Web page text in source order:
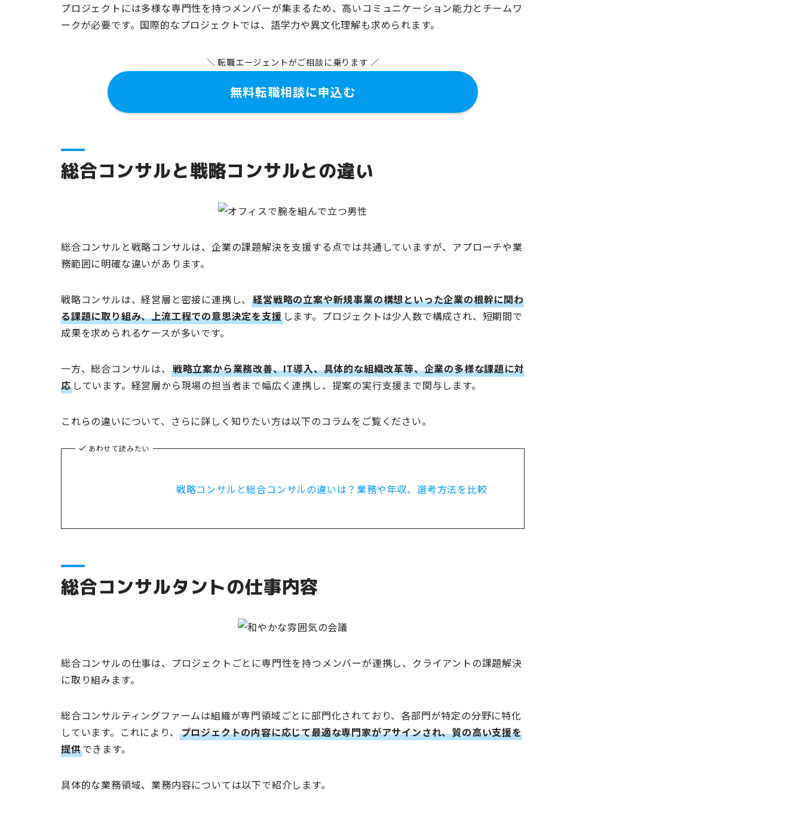
プロジェクトには多様な専門性を持つメンバーが集まるため、高いコミュニケーション能力とチームワ
ークが必要です。国際的なプロジェクトでは、語学力や異文化理解も求められます。
＼ 転職エージェントがご相談に乗ります ／
無料転職相談に申込む
総合コンサルと戦略コンサルとの違い
総合コンサルと戦略コンサルは、企業の課題解決を支援する点では共通していますが、アプローチや業
務範囲に明確な違いがあります。
戦略コンサルは、経営層と密接に連携し、経営戦略の立案や新規事業の構想といった企業の根幹に関わ
る課題に取り組み、上流工程での意思決定を支援します。プロジェクトは少人数で構成され、短期間で
成果を求められるケースが多いです。
一方、総合コンサルは、 戦略立案から業務改善、IT導入、具体的な組織改革等、企業の多様な課題に対
応しています。経営層から現場の担当者まで幅広く連携し、提案の実行支援まで関与します。
これらの違いについて、さらに詳しく知りたい方は以下のコラムをご覧ください。
あわせて読みたい
戦略コンサルと総合コンサルの違いは？業務や年収、選考方法を比較
総合コンサルタントの仕事内容
総合コンサルの仕事は、プロジェクトごとに専門性を持つメンバーが連携し、クライアントの課題解決
に取り組みます。
総合コンサルティングファームは組織が専門領域ごとに部門化されており、各部門が特定の分野に特化
しています。これにより、 プロジェクトの内容に応じて最適な専門家がアサインされ、質の高い支援を
提供できます。
具体的な業務領域、業務内容については以下で紹介します。